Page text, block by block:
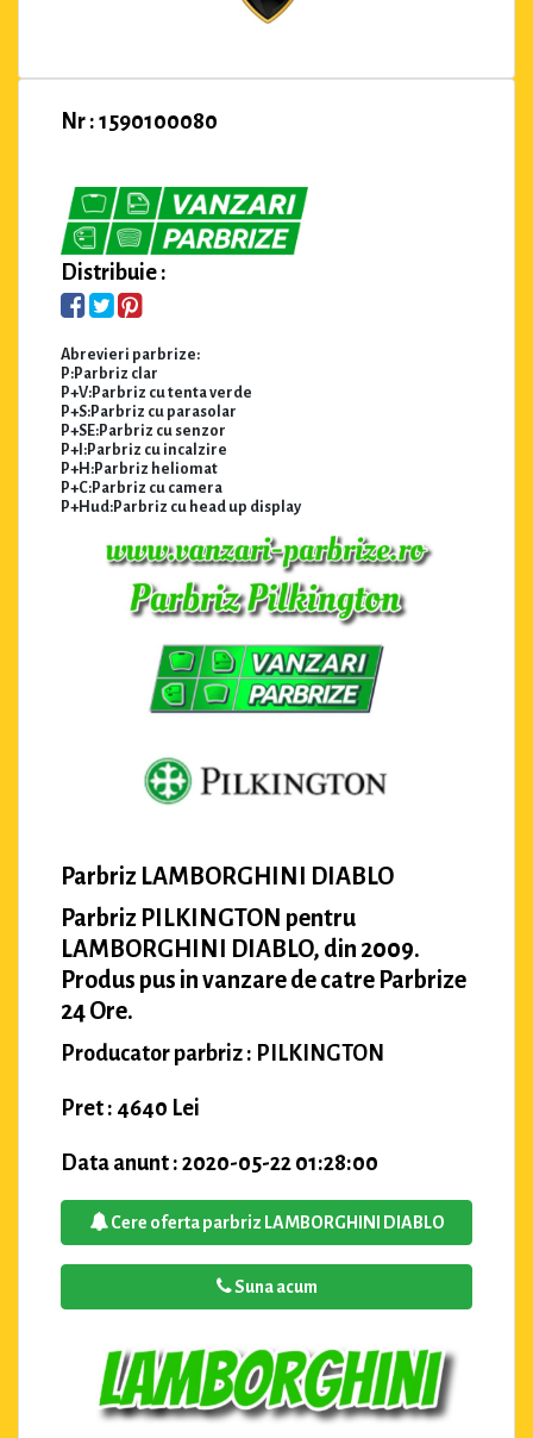
Nr : 1590100080
Distribuie :
Abrevieri parbrize:
P:Parbriz clar
P+V:Parbriz cu tenta verde
P+S:Parbriz cu parasolar
P+SE:Parbriz cu senzor
P+I:Parbriz cu incalzire
P+H:Parbriz heliomat
P+C:Parbriz cu camera
P+Hud:Parbriz cu head up display
Parbriz LAMBORGHINI DIABLO
Parbriz PILKINGTON pentru
LAMBORGHINI DIABLO, din 2009.
Produs pus in vanzare de catre Parbrize
24 Ore.
Producator parbriz : PILKINGTON
Pret : 4640 Lei
Data anunt : 2020-05-22 01:28:00
Cere oferta parbriz LAMBORGHINI DIABLO
Suna acum